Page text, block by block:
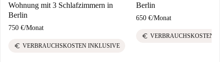
Wohnung mit 3 Schlafzimmern in
Berlin
750 €/Monat
euro VERBRAUCHSKOSTEN INKLUSIVE
Berlin
650 €/Monat
euro VERBRAUCHSKOSTEN